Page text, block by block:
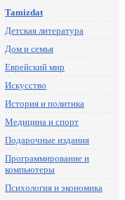
Tamizdat
Детская литература
Дом и семья
Еврейский мир
Искусство
История и политика
Медицина и спорт
Подарочные издания
Программирование и
компьютеры
Психология и экономика